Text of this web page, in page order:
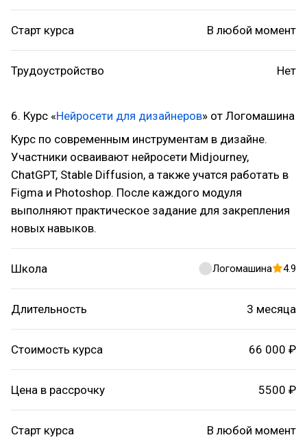
Старт курса В любой момент
Трудоустройство Нет
6. Курс «Нейросети для дизайнеров» от Логомашина
Курс по современным инструментам в дизайне.
Участники осваивают нейросети Midjourney,
ChatGPT, Stable Diffusion, а также учатся работать в
Figma и Photoshop. После каждого модуля
выполняют практическое задание для закрепления
новых навыков.
Школа Логомашина 4.9
Длительность 3 месяца
Стоимость курса 66 000 ₽
Цена в рассрочку 5500 ₽
Старт курса В любой момент